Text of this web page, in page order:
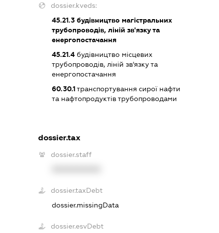
dossier.kveds:
45.21.3 будівництво магістральних
трубопроводів, ліній зв'язку та
енергопостачання
45.21.4 будівництво місцевих
трубопроводів, ліній зв'язку та
енергопостачання
60.30.1транспортування сирої нафти
та нафтопродуктів трубопроводами
dossier.tax
dossier.staff
dossier.taxDebt
dossier.missingData
dossier.esvDebt